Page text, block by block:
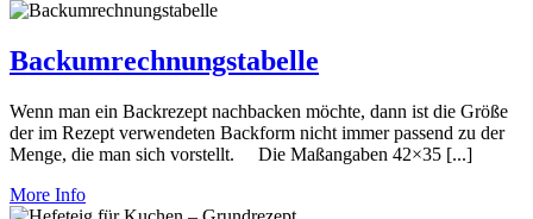
Backumrechnungstabelle
Wenn man ein Backrezept nachbacken möchte, dann ist die Größe
der im Rezept verwendeten Backform nicht immer passend zu der
Menge, die man sich vorstellt. Die Maßangaben 42×35 [...]
More Info